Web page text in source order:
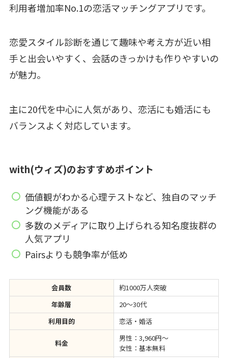
利用者増加率No.1の恋活マッチングアプリです。
恋愛スタイル診断を通じて趣味や考え方が近い相
手と出会いやすく、会話のきっかけも作りやすいの
が魅力。
主に20代を中心に人気があり、恋活にも婚活にも
バランスよく対応しています。
with(ウィズ)のおすすめポイント
価値観がわかる心理テストなど、独自のマッチ
ング機能がある
多数のメディアに取り上げられる知名度抜群の
人気アプリ
Pairsよりも競争率が低め
会員数
約1000万人突破
年齢層
20～30代
利用目的
恋活・婚活
料金
男性：3,960円～
女性：基本無料